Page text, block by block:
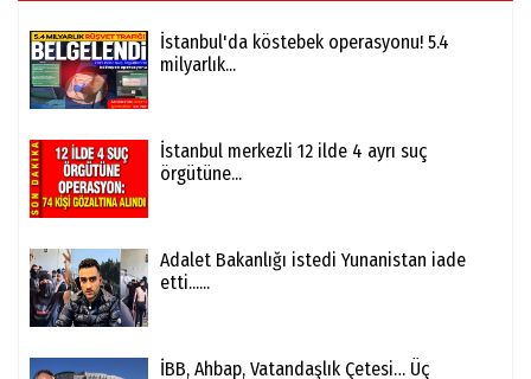
İstanbul'da köstebek operasyonu! 5.4
milyarlık...
İstanbul merkezli 12 ilde 4 ayrı suç
örgütüne...
Adalet Bakanlığı istedi Yunanistan iade
etti......
İBB, Ahbap, Vatandaşlık Çetesi… Üç